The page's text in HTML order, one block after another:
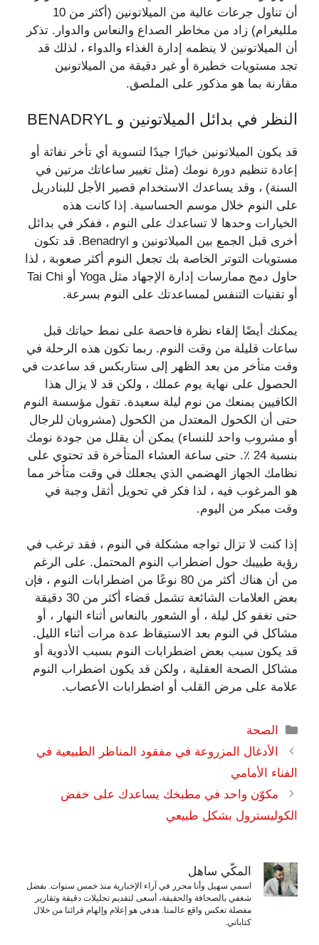
أن تناول جرعات عالية من الميلاتونين (أكثر من 10
ملليغرام) زاد من مخاطر الصداع والنعاس والدوار. تذكر
أن الميلاتونين لا ينظمه إدارة الغذاء والدواء ، لذلك قد
تجد مستويات خطيرة أو غير دقيقة من الميلاتونين
مقارنة بما هو مذكور على الملصق.
النظر في بدائل الميلاتونين و BENADRYL
قد يكون الميلاتونين خيارًا جيدًا لتسوية أي تأخر نفاثة أو
إعادة تنظيم دورة نومك (مثل تغيير ساعاتك مرتين في
السنة) ، وقد يساعدك الاستخدام قصير الأجل للبنادريل
على النوم خلال موسم الحساسية. إذا كانت هذه
الخيارات وحدها لا تساعدك على النوم ، ففكر في بدائل
أخرى قبل الجمع بين الميلاتونين و Benadryl. قد تكون
مستويات التوتر الخاصة بك تجعل النوم أكثر صعوبة ، لذا
حاول دمج ممارسات إدارة الإجهاد مثل Yoga أو Tai Chi
أو تقنيات التنفس لمساعدتك على النوم بسرعة.
يمكنك أيضًا إلقاء نظرة فاحصة على نمط حياتك قبل
ساعات قليلة من وقت النوم. ربما تكون هذه الرحلة في
وقت متأخر من بعد الظهر إلى ستاربكس قد ساعدت في
الحصول على نهاية يوم عملك ، ولكن قد لا يزال هذا
الكافيين يمنعك من نوم ليلة سعيدة. تقول مؤسسة النوم
حتى أن الكحول المعتدل من الكحول (مشروبان للرجال
أو مشروب واحد للنساء) يمكن أن يقلل من جودة نومك
بنسبة 24 ٪. حتى ساعة العشاء المتأخرة قد تحتوي على
نظامك الجهاز الهضمي الذي يجعلك في وقت متأخر مما
هو المرغوب فيه ، لذا فكر في تحويل أثقل وجبة في
وقت مبكر من اليوم.
إذا كنت لا تزال تواجه مشكلة في النوم ، فقد ترغب في
رؤية طبيبك حول اضطراب النوم المحتمل. على الرغم
من أن هناك أكثر من 80 نوعًا من اضطرابات النوم ، فإن
بعض العلامات الشائعة تشمل قضاء أكثر من 30 دقيقة
حتى تغفو كل ليلة ، أو الشعور بالنعاس أثناء النهار ، أو
مشاكل في النوم بعد الاستيقاظ عدة مرات أثناء الليل.
قد يكون سبب بعض اضطرابات النوم بسبب الأدوية أو
مشاكل الصحة العقلية ، ولكن قد يكون اضطراب النوم
علامة على مرض القلب أو اضطرابات الأعصاب.
التصنيفات
الصحة
الأدغال المزروعة في مفقود المناظر الطبيعية في
الفناء الأمامي
مكوّن واحد في مطبخك يساعدك على خفض
الكوليسترول بشكل طبيعي
المكّي ساهل
اسمي سهيل وأنا محرر في آراء الإخبارية منذ خمس سنوات. بفضل
شغفي بالصحافة والحقيقة، أسعى لتقديم تحليلات دقيقة وتقارير
مفصلة تعكس واقع عالمنا. هدفي هو إعلام وإلهام قرائنا من خلال
كتاباتي.